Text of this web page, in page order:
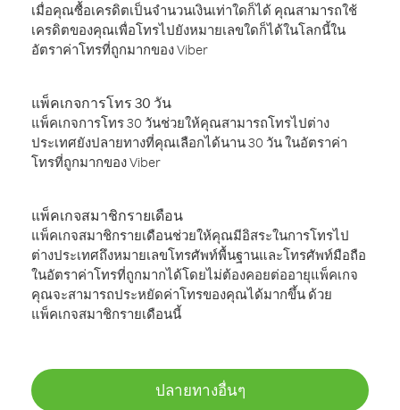
เมื่อคุณซื้อเครดิตเป็นจำนวนเงินเท่าใดก็ได้ คุณสามารถใช้
เครดิตของคุณเพื่อโทรไปยังหมายเลขใดก็ได้ในโลกนี้ใน
อัตราค่าโทรที่ถูกมากของ Viber
แพ็คเกจการโทร 30 วัน
แพ็คเกจการโทร 30 วันช่วยให้คุณสามารถโทรไปต่าง
ประเทศยังปลายทางที่คุณเลือกได้นาน 30 วัน ในอัตราค่า
โทรที่ถูกมากของ Viber
แพ็คเกจสมาชิกรายเดือน
แพ็คเกจสมาชิกรายเดือนช่วยให้คุณมีอิสระในการโทรไป
ต่างประเทศถึงหมายเลขโทรศัพท์พื้นฐานและโทรศัพท์มือถือ
ในอัตราค่าโทรที่ถูกมากได้โดยไม่ต้องคอยต่ออายุแพ็คเกจ
คุณจะสามารถประหยัดค่าโทรของคุณได้มากขึ้น ด้วย
แพ็คเกจสมาชิกรายเดือนนี้
ปลายทางอื่นๆ